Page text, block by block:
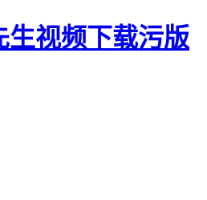
生视频下载污版